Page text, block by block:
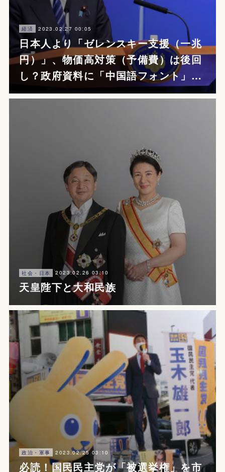
経済 2023.02.27 00:05
日本人より「ゼレンスキー支援（一兆
円）」、物価高対策（予備費）は後回
し？政府資料に「中国語フォント」…
社会・日本 2023.02.26 03:10
天皇陛下と大和民族
政治・軍事 2023.02.25 03:10
必読！国民民主党が「被選挙権」を市